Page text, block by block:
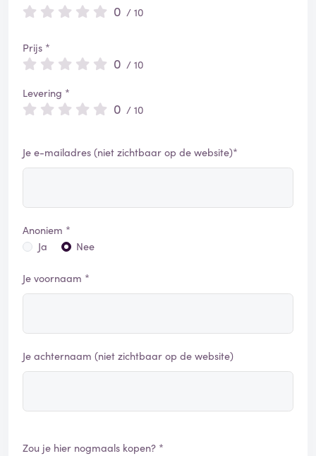
0 / 10
Prijs *
0 / 10
Levering *
0 / 10
Je e-mailadres (niet zichtbaar op de website)*
Anoniem *
Ja
Nee
Je voornaam *
Je achternaam (niet zichtbaar op de website)
Zou je hier nogmaals kopen? *